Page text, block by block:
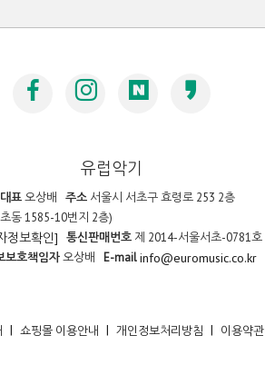
유럽악기
대표오상배 주소 서울시 서초구 효령로 253 2층
동 1585-10번지 2층)
정보확인] 통신판매번호제 2014-서울서초-0781호
보호책임자오상배 E-mail info@euromusic.co.kr
| 쇼핑몰 이용안내 | 개인정보처리방침 | 이용약관